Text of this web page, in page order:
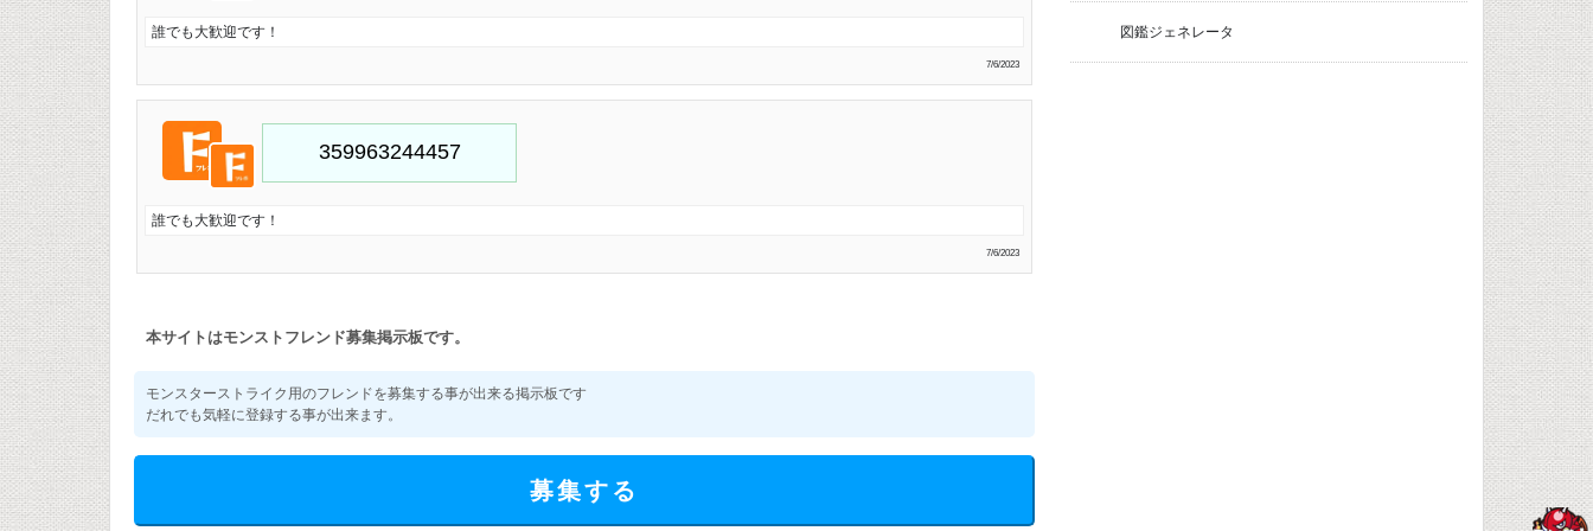
誰でも大歓迎です！
7/6/2023
誰でも大歓迎です！
7/6/2023
本サイトはモンストフレンド募集掲示板です。
モンスターストライク用のフレンドを募集する事が出来る掲示板です
だれでも気軽に登録する事が出来ます。
募集する
図鑑ジェネレータ